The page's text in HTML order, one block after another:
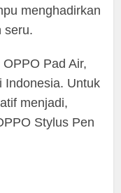
menghadirkan
seru.
Pad Air,
Indonesia. Untuk
menjadi,
Stylus Pen